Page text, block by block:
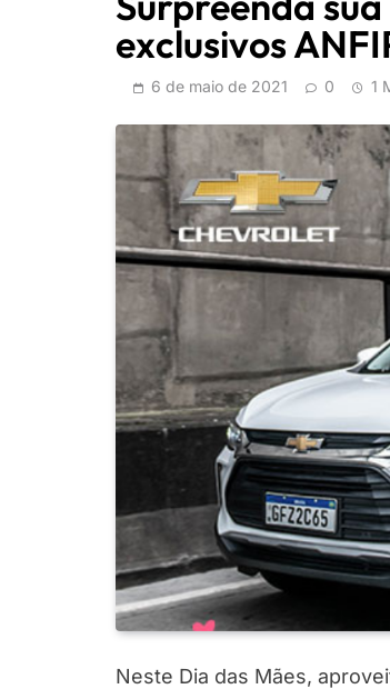
exclusivos
6 de maio de 2021 0 1
Neste Dia das Mães,